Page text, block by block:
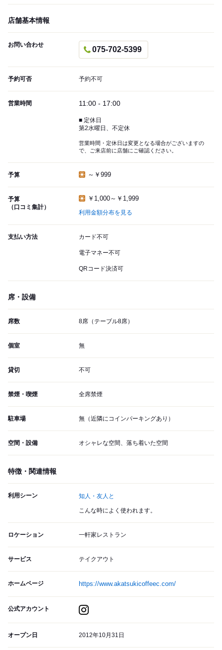
店舗基本情報
お問い合わせ
075-702-5399
予約可否 予約不可
営業時間 11:00 - 17:00
■ 定休日
第2水曜日、不定休
営業時間・定休日は変更となる場合がございますの
で、ご来店前に店舗にご確認ください。
予算 ～￥999
予算
（口コミ集計）
￥1,000～￥1,999
利用金額分布を見る
支払い方法 カード不可
電子マネー不可
QRコード決済可
席・設備
席数 8席（テーブル8席）
個室 無
貸切 不可
禁煙・喫煙 全席禁煙
駐車場 無（近隣にコインパーキングあり）
空間・設備 オシャレな空間、落ち着いた空間
特徴・関連情報
利用シーン 知人・友人と
こんな時によく使われます。
ロケーション 一軒家レストラン
サービス テイクアウト
ホームページ https://www.akatsukicoffeec.com/
公式アカウント
オープン日 2012年10月31日